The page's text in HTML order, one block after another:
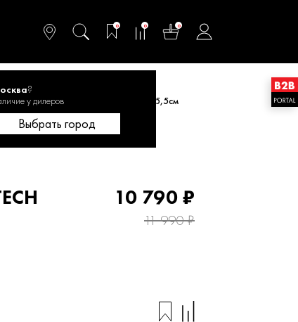
0 0 0
?
у дилеров
Выбрать город
ДМ ТБ 522K 1,77кВт, 44см/25,5см
10 790 ₽
11 990 ₽